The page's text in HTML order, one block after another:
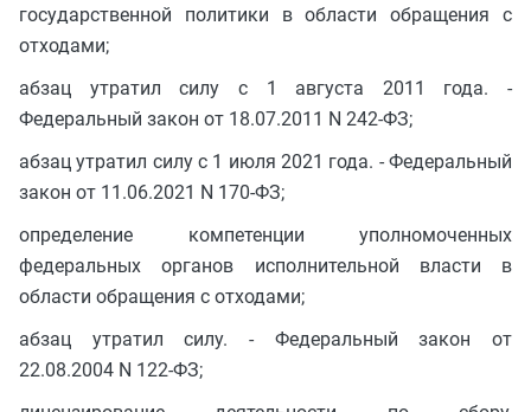
государственной политики в области обращения с
отходами;
абзац утратил силу с 1 августа 2011 года. -
Федеральный закон от 18.07.2011 N 242-ФЗ;
абзац утратил силу с 1 июля 2021 года. - Федеральный
закон от 11.06.2021 N 170-ФЗ;
определение компетенции уполномоченных
федеральных органов исполнительной власти в
области обращения с отходами;
абзац утратил силу. - Федеральный закон от
22.08.2004 N 122-ФЗ;